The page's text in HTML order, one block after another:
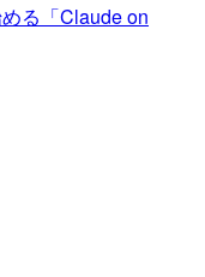
る「Claude on